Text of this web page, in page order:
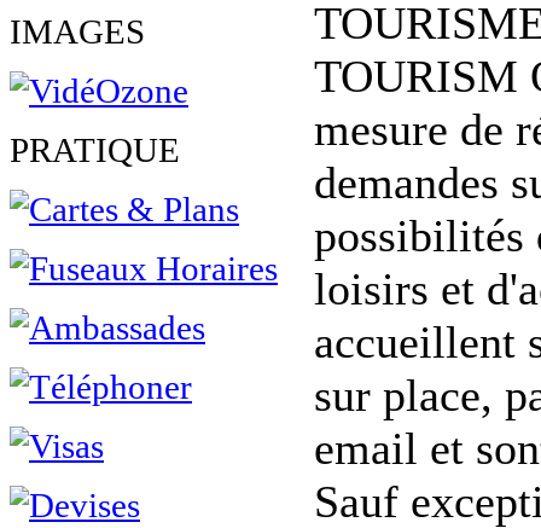
IMAGES
PRATIQUE
TOURISM
mesure de
demandes
possibilités
loisirs et
accueillent
sur place,
email et
Sauf